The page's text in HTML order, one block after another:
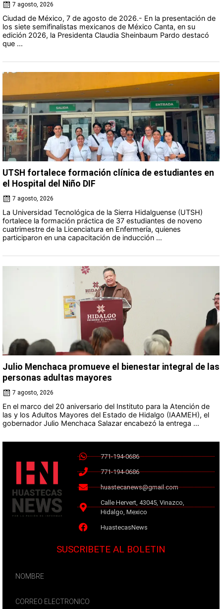
7 agosto, 2026
Ciudad de México, 7 de agosto de 2026.- En la presentación de
los siete semifinalistas mexicanos de México Canta, en su
edición 2026, la Presidenta Claudia Sheinbaum Pardo destacó
que ...
UTSH fortalece formación clínica de estudiantes en
el Hospital del Niño DIF
7 agosto, 2026
La Universidad Tecnológica de la Sierra Hidalguense (UTSH)
fortalece la formación práctica de 37 estudiantes de noveno
cuatrimestre de la Licenciatura en Enfermería, quienes
participaron en una capacitación de inducción ...
Julio Menchaca promueve el bienestar integral de las
personas adultas mayores
7 agosto, 2026
En el marco del 20 aniversario del Instituto para la Atención de
las y los Adultos Mayores del Estado de Hidalgo (IAAMEH), el
gobernador Julio Menchaca Salazar encabezó la entrega ...
771-194-0686
771-194-0686
huastecanews@gmail.com
Calle Hervert, 43045, Vinazco,
Hidalgo, Mexico
HuastecasNews
SUSCRIBETE AL BOLETIN